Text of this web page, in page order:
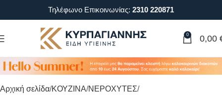
Τηλέφωνο Επικοινωνίας: 2310 220871
0 0,00
Αρχική σελίδα ΚΟΥΖΙΝΑ ΝΕΡΟΧΥΤΕΣ